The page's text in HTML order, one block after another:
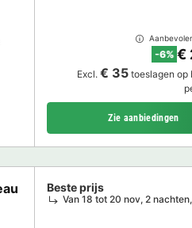
Koelkast
-6% €
Excl. € 35 toeslagen op
Zie aanbiedingen
Beste prijs
Van 18 tot 20 nov, 2